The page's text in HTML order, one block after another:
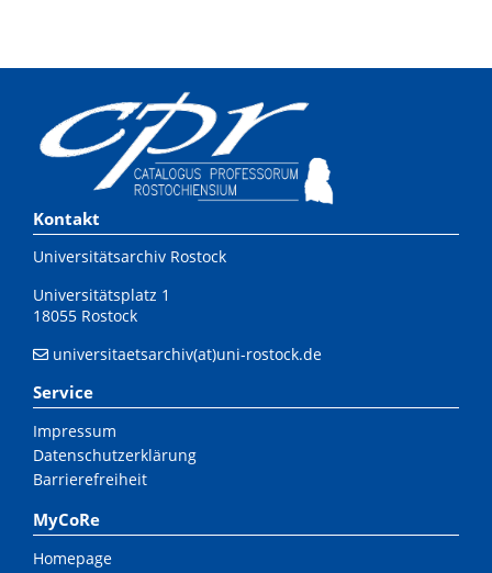
Kontakt
Universitätsarchiv Rostock
Universitätsplatz 1
18055 Rostock
universitaetsarchiv(at)uni-rostock.de
Service
Impressum
Datenschutzerklärung
Barrierefreiheit
MyCoRe
Homepage